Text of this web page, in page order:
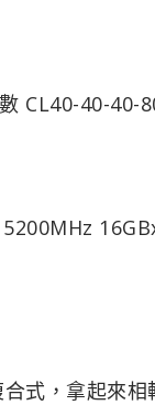
CL40-40-40-
式，拿起來